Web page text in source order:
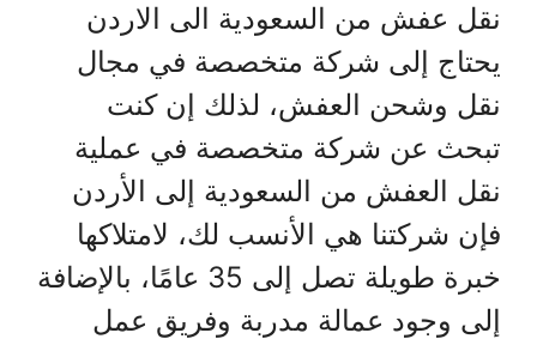
نقل عفش من السعودية الى الاردن
يحتاج إلى شركة متخصصة في مجال
نقل وشحن العفش، لذلك إن كنت
تبحث عن شركة متخصصة في عملية
نقل العفش من السعودية إلى الأردن
فإن شركتنا هي الأنسب لك، لامتلاكها
خبرة طويلة تصل إلى 35 عامًا، بالإضافة
إلى وجود عمالة مدربة وفريق عمل